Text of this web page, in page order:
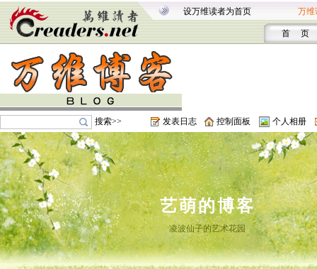
设万维读者为首页 万维
首 页
搜索>> 发表日志 控制面板 个人相册
艺萌的博客
凌波仙子的艺术花园